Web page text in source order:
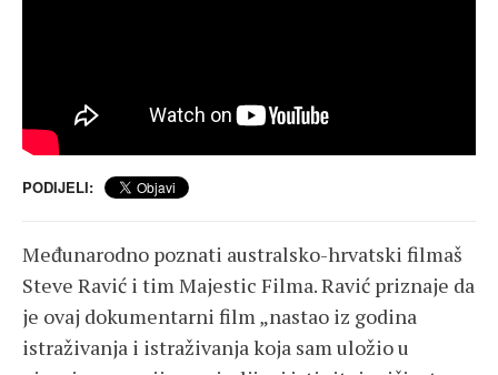
PODIJELI:
Međunarodno poznati australsko-hrvatski filmaš
Steve Ravić i tim Majestic Filma. Ravić priznaje da
je ovaj dokumentarni film „nastao iz godina
istraživanja i istraživanja koja sam uložio u